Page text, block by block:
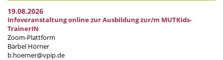
19.08.2026
Infoveranstaltung online zur Ausbildung zur/m MUTKids-
TrainerIN
Zoom-Plattform
Bärbel Hörner
b.hoerner@vpip.de